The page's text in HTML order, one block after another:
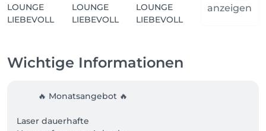
anzeigen
Wichtige Informationen
Laser dauerhafte